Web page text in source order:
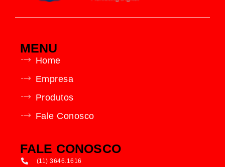
MENU
Home
Empresa
Produtos
Fale Conosco
FALE CONOSCO
(11) 3646.1616